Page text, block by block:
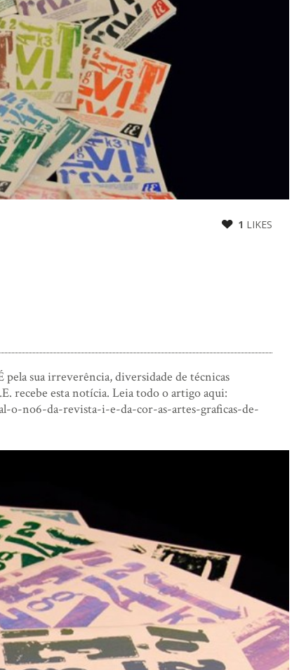
1 LIKES
sua irreverência, diversidade de técnicas
recebe esta notícia. Leia todo o artigo aqui:
o-no6-da-revista-i-e-da-cor-as-artes-graficas-de-